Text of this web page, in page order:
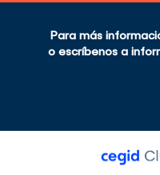
Saltar
contenidoPara más
o escríbenos a